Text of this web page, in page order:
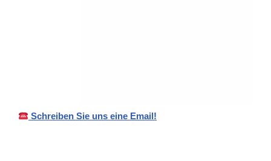
Schreiben Sie uns eine Email!